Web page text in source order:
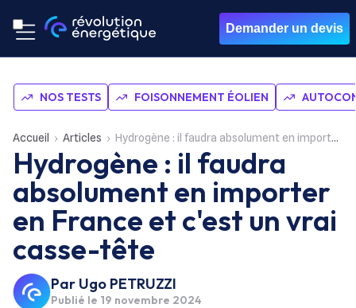
Demander un devis
NOS TESTS FOISONNEMENT ÉOLIEN
Accueil Articles Hydrogène : il faudra absolument en importer en France et c'est un vrai casse-tête
Hydrogène : il faudra
absolument en importer
en France et c'est un vrai
casse-tête
Par Ugo PETRUZZI
Publié le 19 novembre 2024